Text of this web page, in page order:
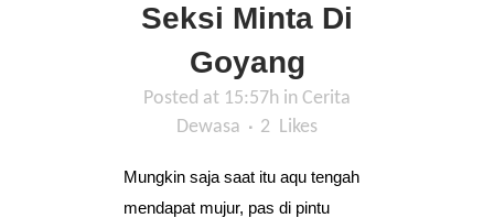
Seksi Minta Di
Goyang
Posted at 15:57h in Cerita
Dewasa
2 Likes
Mungkin saja saat itu aqu tengah
mendapat mujur, pas di pintu